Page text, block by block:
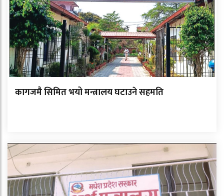
कागजमै सिमित भयो मन्त्रालय घटाउने सहमति